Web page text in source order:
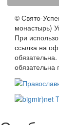
© Свято-
монастырь)
При
ссылка на
обязательна